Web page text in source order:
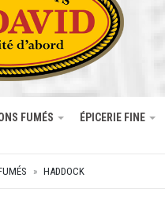
FUMÉS ÉPICERIE FINE
HADDOCK